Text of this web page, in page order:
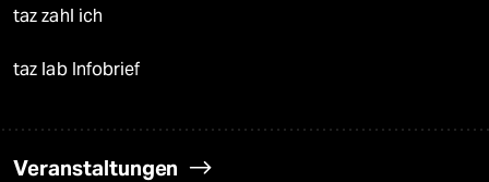
taz zahl ich
taz lab Infobrief
Veranstaltungen